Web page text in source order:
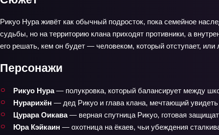
Рикуо Нура живёт как обычный подросток, пока семейное
судьбы, но на территорию клана приходят противники, а
его решать, кем он будет — человеком, который отступает,
Персонажи
Рикуо Нура— полукровка, который балансирует между
Нурарихён — дед Рикуо и глава клана, мечтающий
Цурара Оикава— верная спутница Рикуо, готовая
Юра Кэйкаин — охотница на ёкаев, чьи убеждения